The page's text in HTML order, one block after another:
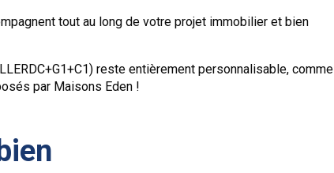
tout au long de votre projet immobilier et bien
reste entièrement personnalisable, comme
par Maisons Eden !